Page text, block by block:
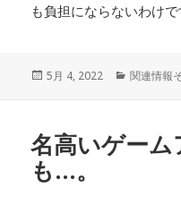
も負担にならないわけで
投
5月 4, 2022
カ
ー
関連情報
名高いゲー
も…。